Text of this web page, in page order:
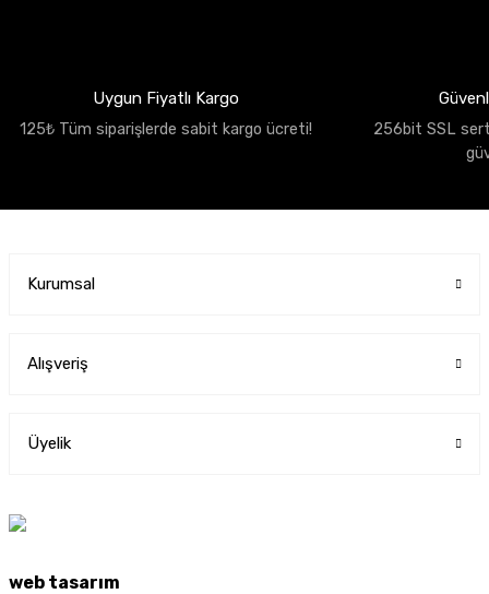
Uygun Fiyatlı Kargo
125₺ Tüm siparişlerde sabit kargo ücreti!
256bit SSL
Kurumsal
Alışveriş
Üyelik
web tasarım